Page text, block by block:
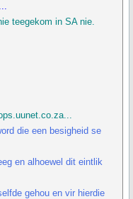
teegekom in SA nie.
die een besigheid se
en alhoewel dit eintlik
gehou en vir hierdie